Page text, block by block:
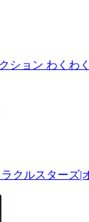
ション わくわ
クルスターズ|